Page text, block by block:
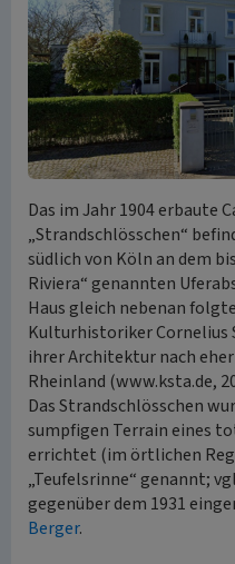
Das im Jahr 1904 erbaute
„Strandschlösschen“
südlich von Köln an dem
Riviera“ genannten
Haus gleich nebenan
Kulturhistoriker Cornelius
ihrer Architektur nach
Rheinland (www.ksta.de,
Das Strandschlösschen
sumpfigen Terrain eines
errichtet (im örtlichen
„Teufelsrinne“ genannt;
gegenüber dem 1931
Berger.